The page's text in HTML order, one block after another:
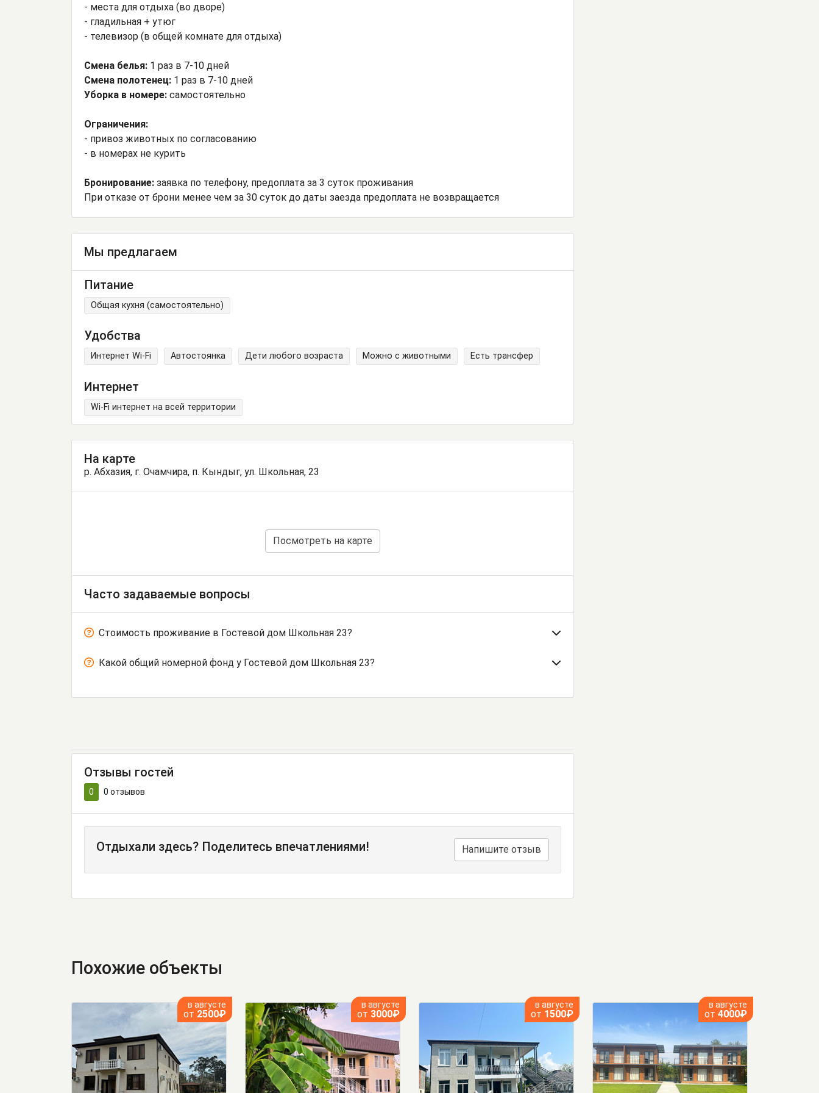
- места для отдыха (во дворе)
- гладильная + утюг
- телевизор (в общей комнате для отдыха)
Смена белья: 1 раз в 7-10 дней
Смена полотенец: 1 раз в 7-10 дней
Уборка в номере: самостоятельно
Ограничения:
- привоз животных по согласованию
- в номерах не курить
Бронирование: заявка по телефону, предоплата за 3 суток проживания
При отказе от брони менее чем за 30 суток до даты заезда предоплата не возвращается
Мы предлагаем
Питание
Общая кухня (самостоятельно)
Удобства
Интернет Wi-Fi Автостоянка Дети любого возраста Можно с животными Есть трансфер
Интернет
Wi-Fi интернет на всей территории
На карте
р. Абхазия, г. Очамчира, п. Кындыг, ул. Школьная, 23
Посмотреть на карте
Часто задаваемые вопросы
Стоимость проживание в Гостевой дом Школьная 23?
Какой общий номерной фонд у Гостевой дом Школьная 23?
Отзывы гостей
0 0 отзывов
Отдыхали здесь? Поделитесь впечатлениями! Напишите отзыв
Похожие объекты
в августе
от 2500₽
в августе
от 3000₽
в августе
от 1500₽
в августе
от 4000₽